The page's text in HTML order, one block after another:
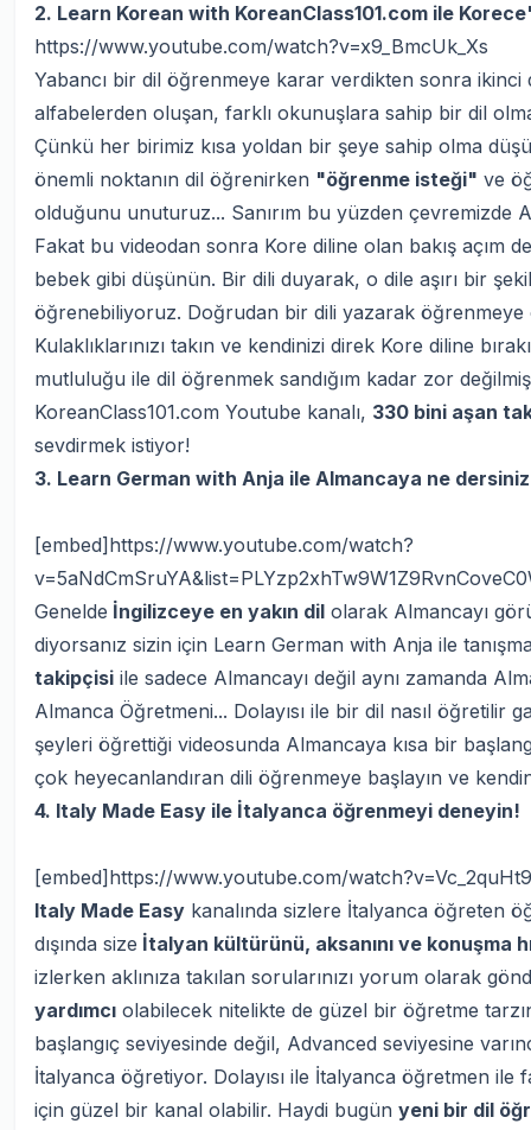
2. Learn Korean with KoreanClass101.com ile
https://www.youtube.com/watch?v=x9_BmcUk_Xs
Yabancı bir dil öğrenmeye karar verdikten sonra ikinci
alfabelerden oluşan, farklı okunuşlara sahip bir dil
Çünkü her birimiz kısa yoldan bir şeye sahip olma
önemli noktanın dil öğrenirken "öğrenme isteği" ve
olduğunu unuturuz... Sanırım bu yüzden çevremizde
Fakat bu videodan sonra Kore diline olan bakış açım
bebek gibi düşünün. Bir dili duyarak, o dile aşırı bir
öğrenebiliyoruz. Doğrudan bir dili yazarak öğrenmeye
Kulaklıklarınızı takın ve kendinizi direk Kore diline
mutluluğu ile dil öğrenmek sandığım kadar zor
KoreanClass101.com Youtube kanalı, 330 bini aşan
sevdirmek istiyor!
3. Learn German with Anja ile Almancaya ne
[embed]https://www.youtube.com/watch?
Genelde İngilizceye en yakın dil olarak Almancayı
diyorsanız sizin için Learn German with Anja ile
takipçisi ile sadece Almancayı değil aynı zamanda
Almanca Öğretmeni... Dolayısı ile bir dil nasıl öğretilir
şeyleri öğrettiği videosunda Almancaya kısa bir
çok heyecanlandıran dili öğrenmeye başlayın ve
4. Italy Made Easy ile İtalyanca öğrenmeyi deneyin!
[embed]https://www.youtube.com/
Italy Made Easy kanalında sizlere İtalyanca öğreten
dışında size İtalyan kültürünü, aksanını ve konuşma
izlerken aklınıza takılan sorularınızı yorum olarak
yardımcı olabilecek nitelikte de güzel bir öğretme
başlangıç seviyesinde değil, Advanced seviyesine
İtalyanca öğretiyor. Dolayısı ile İtalyanca öğretmen ile
için güzel bir kanal olabilir. Haydi bugün yeni bir dil